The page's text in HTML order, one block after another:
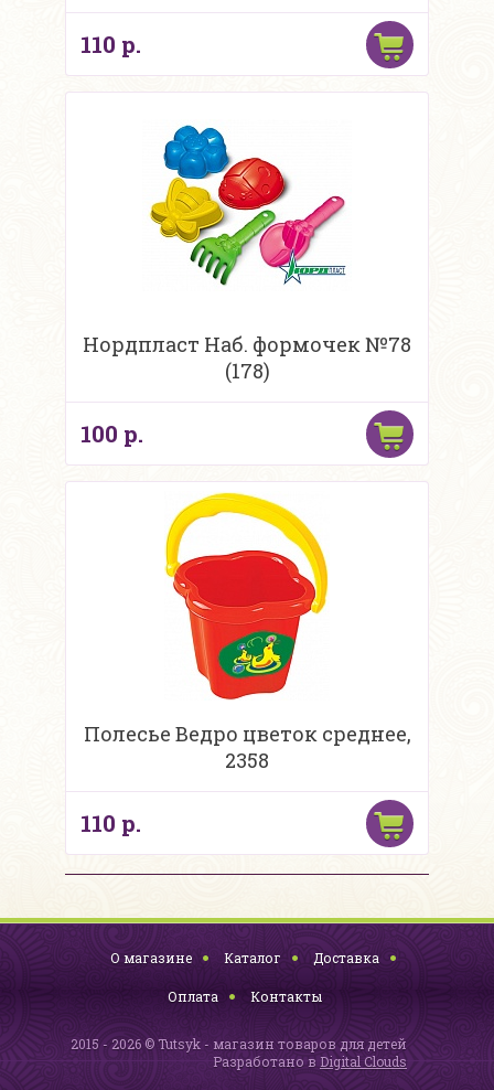
110 р.
Нордпласт Наб. формочек №78
(178)
100 р.
Полесье Ведро цветок среднее,
2358
110 р.
О магазине Каталог Доставка
Оплата Контакты
2015 - 2026 © Tutsyk - магазин товаров для детей
Разработано в Digital Clouds